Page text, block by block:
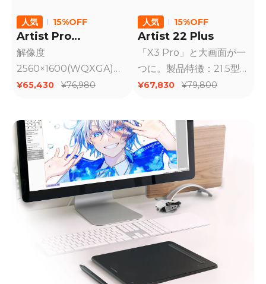
人気 15%OFF
Artist Pro
16（Gen2）
解像度
2560×1600(WQXGA)、
アスペクト比16:10、効率
「X3 Pro」を搭載し、最
大16,384段階の筆圧感知
（世界初）を実現。
¥65,430 ¥76,980
人気 15%OFF
Artist 22 Plus
「X3 Pro」と大画面が一
つに。製品特徴：21.5型
大画面モデル。筆圧
範囲がが広がった。フル
ラミネーション加工によ
って視差が少ない、アン
チグレア保護フィルム着
装済み。99% sRGBの広
色域カバー率。USB-
Type C - C 接続に対応。
¥67,830 ¥79,800